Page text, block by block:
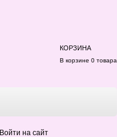
КОРЗИНА
В корзине 0 товара
Войти на сайт